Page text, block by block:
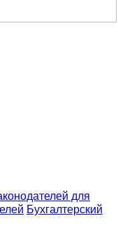
для
Бухгалтерский